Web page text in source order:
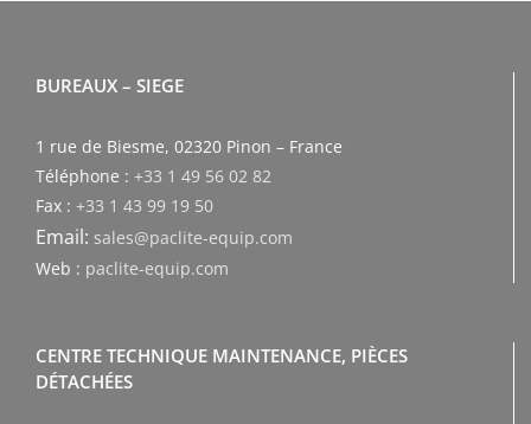
BUREAUX – SIEGE
1 rue de Biesme, 02320 Pinon – France
Téléphone : +33 1 49 56 02 82
Fax : +33 1 43 99 19 50
Email: sales@paclite-equip.com
Web : paclite-equip.com
CENTRE TECHNIQUE MAINTENANCE, PIÈCES
DÉTACHÉES